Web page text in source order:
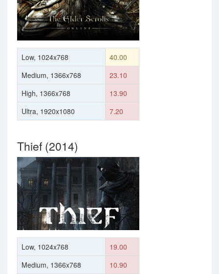
Low, 1024x768
40.00
Medium, 1366x768
23.10
High, 1366x768
13.90
Ultra, 1920x1080
7.20
Thief (2014)
Low, 1024x768
19.00
Medium, 1366x768
10.90